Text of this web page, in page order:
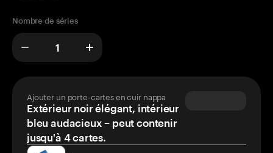
Nombre de séries
Ajouter un porte-cartes en cuir nappa
Extérieur noir élégant, intérieur
bleu audacieux – peut contenir
jusqu'à 4 cartes.